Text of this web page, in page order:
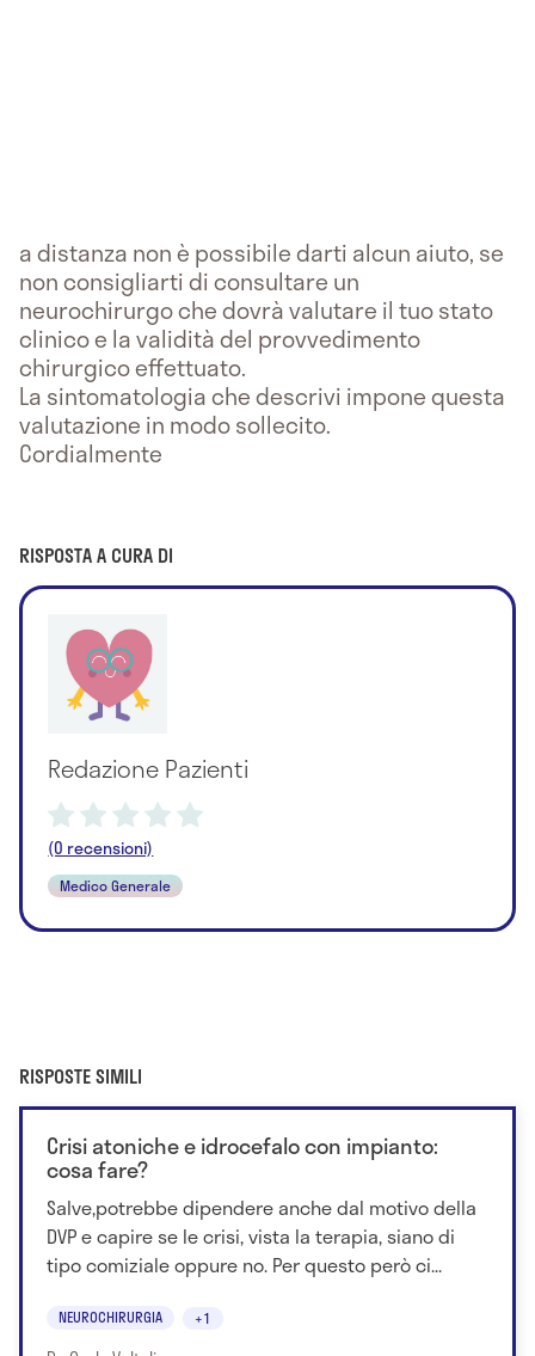
a distanza non è possibile darti alcun aiuto, se
non consigliarti di consultare un
neurochirurgo che dovrà valutare il tuo stato
clinico e la validità del provvedimento
chirurgico effettuato.
La sintomatologia che descrivi impone questa
valutazione in modo sollecito.
Cordialmente
RISPOSTA A CURA DI
Redazione Pazienti
(0 recensioni)
Medico Generale
RISPOSTE SIMILI
Crisi atoniche e idrocefalo con impianto:
cosa fare?
Salve,potrebbe dipendere anche dal motivo della
DVP e capire se le crisi, vista la terapia, siano di
tipo comiziale oppure no. Per questo però ci...
NEUROCHIRURGIA +1